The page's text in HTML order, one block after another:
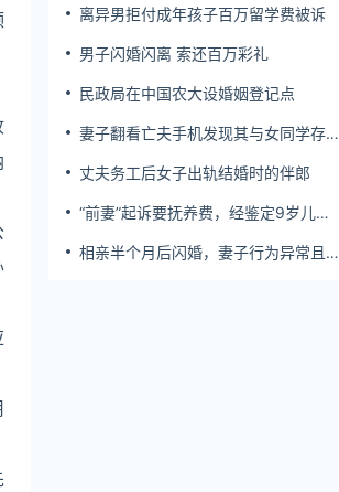
离异男拒付成年孩子百万留学费被诉
男子闪婚闪离 索还百万彩礼
民政局在中国农大设婚姻登记点
妻子翻看亡夫手机发现其与女同学存婚
丈夫务工后女子出轨结婚时的伴郎
“前妻”起诉要抚养费，经鉴定9岁儿子
相亲半个月后闪婚，妻子行为异常且持